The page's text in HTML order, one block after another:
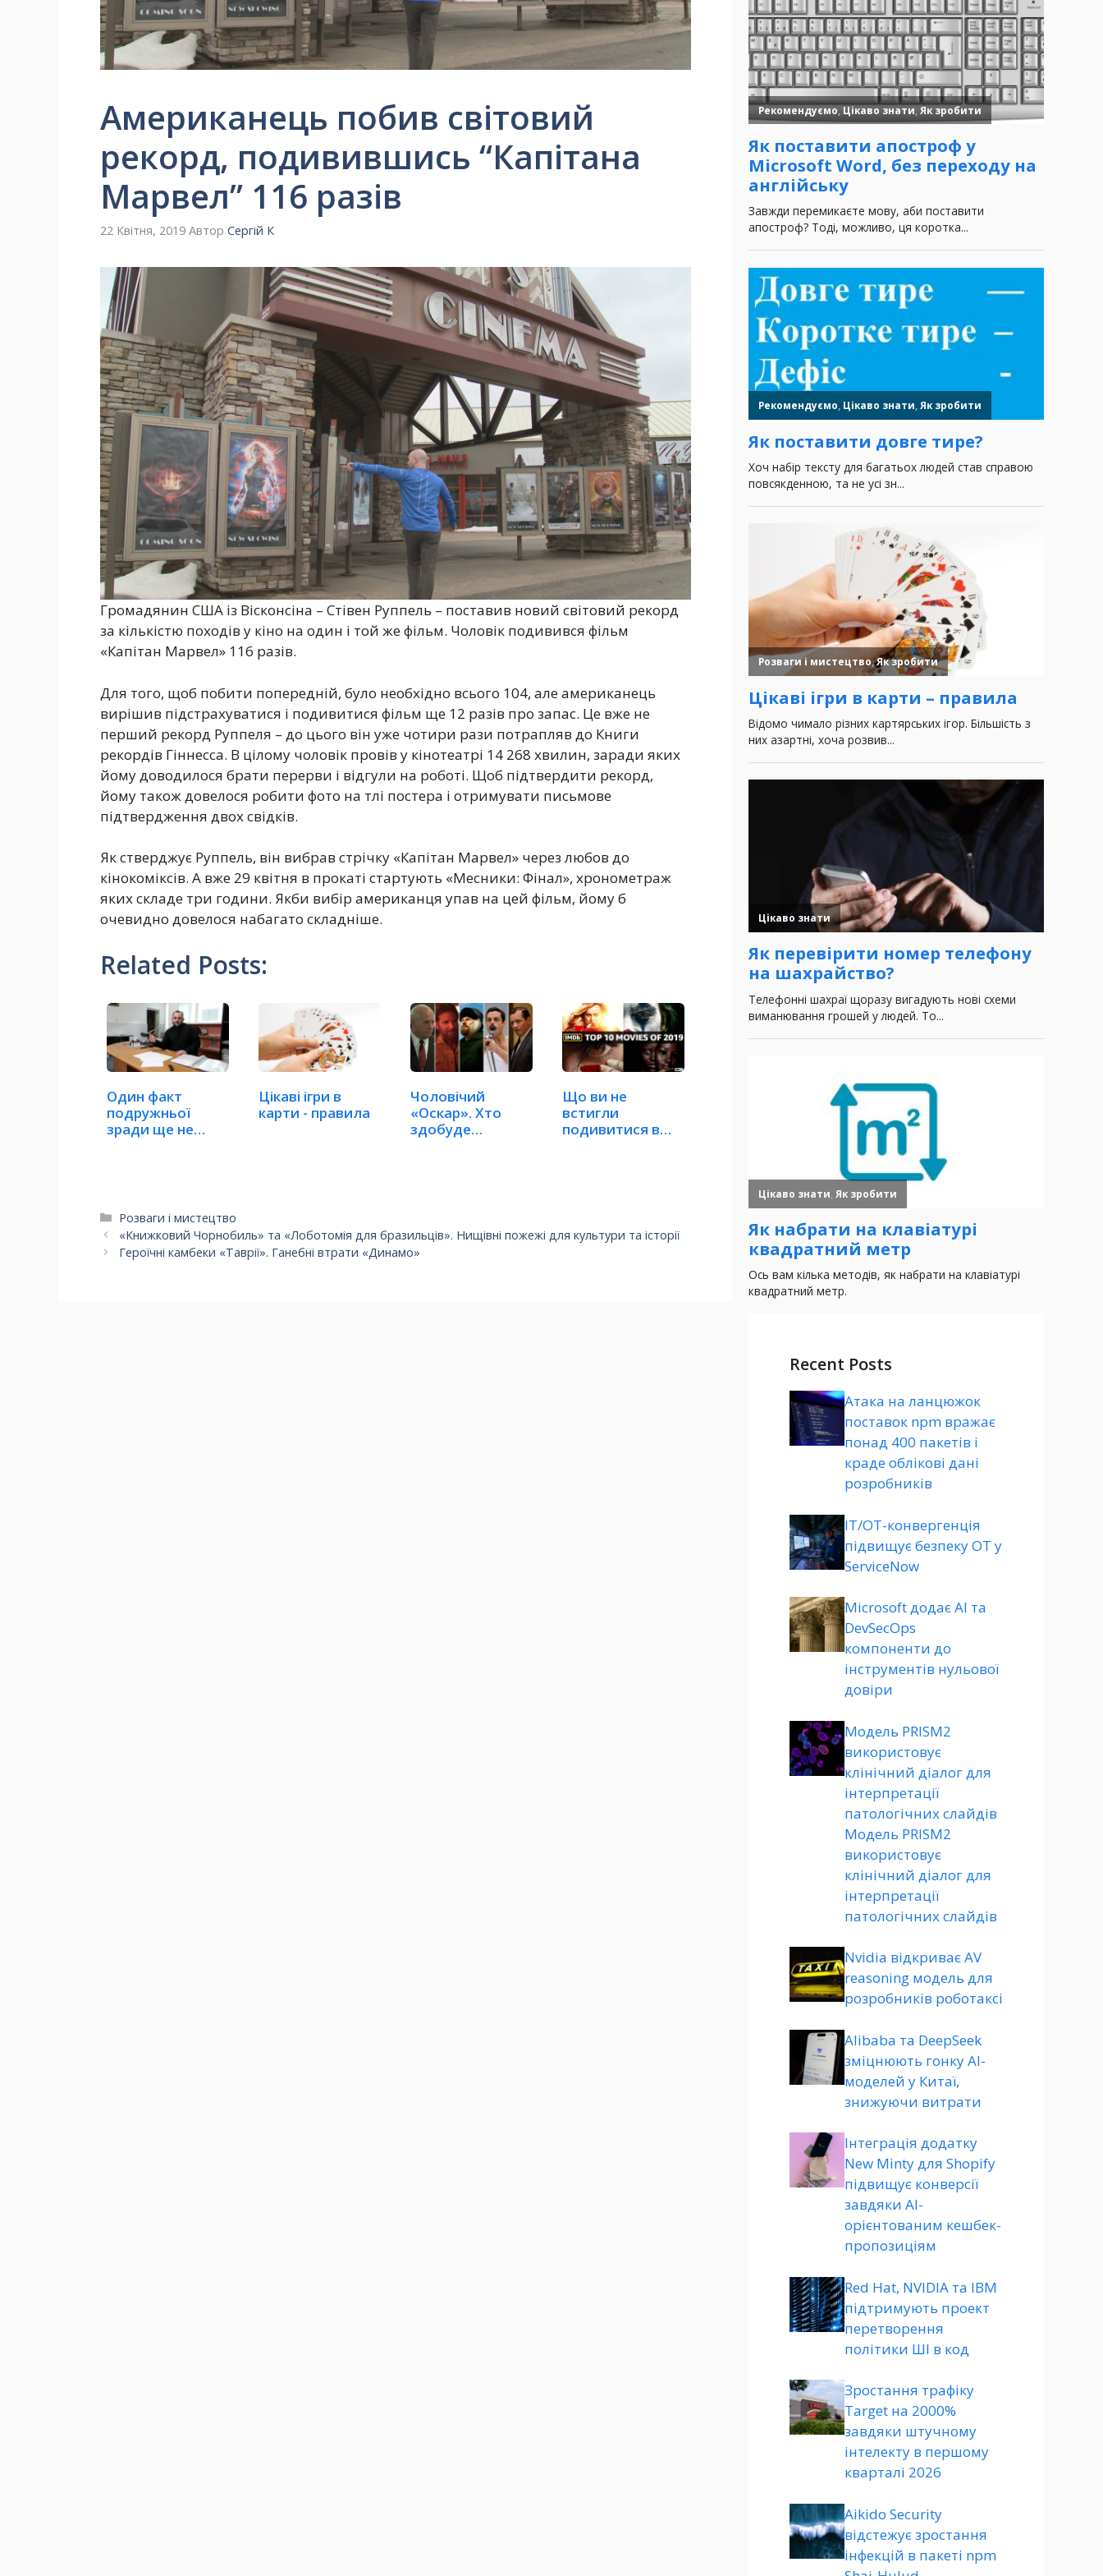
Американець побив світовий
рекорд, подивившись “Капітана
Марвел” 116 разів
22 Квітня, 2019 Автор Сергій К
Громадянин США із Вісконсіна – Стівен Руппель – поставив новий світовий рекорд
за кількістю походів у кіно на один і той же фільм. Чоловік подивився фільм
«Капітан Марвел» 116 разів.
Для того, щоб побити попередній, було необхідно всього 104, але американець
вирішив підстрахуватися і подивитися фільм ще 12 разів про запас. Це вже не
перший рекорд Руппеля – до цього він уже чотири рази потрапляв до Книги
рекордів Гіннесса. В цілому чоловік провів у кінотеатрі 14 268 хвилин, заради яких
йому доводилося брати перерви і відгули на роботі. Щоб підтвердити рекорд,
йому також довелося робити фото на тлі постера і отримувати письмове
підтвердження двох свідків.
Як стверджує Руппель, він вибрав стрічку «Капітан Марвел» через любов до
кінокоміксів. А вже 29 квітня в прокаті стартують «Месники: Фінал», хронометраж
яких складе три години. Якби вибір американця упав на цей фільм, йому б
очевидно довелося набагато складніше.
Related Posts:
Один факт
подружньої
зради ще не
Цікаві ігри в
карти - правила
Чоловічий
«Оскар». Хто
здобуде
Що ви не
встигли
подивитися в
Категорії
Розваги і мистецтво
«Книжковий Чорнобиль» та «Лоботомія для бразильців». Нищівні пожежі для культури та історії
Героїчні камбеки «Таврії». Ганебні втрати «Динамо»
Recent Posts
Атака на ланцюжок
поставок npm вражає
понад 400 пакетів і
краде облікові дані
розробників
ІТ/ОТ-конвергенція
підвищує безпеку ОТ у
ServiceNow
Microsoft додає AI та
DevSecOps
компоненти до
інструментів нульової
довіри
Модель PRISM2
використовує
клінічний діалог для
інтерпретації
патологічних слайдів
Модель PRISM2
використовує
клінічний діалог для
інтерпретації
патологічних слайдів
Nvidia відкриває AV
reasoning модель для
розробників роботаксі
Alibaba та DeepSeek
зміцнюють гонку AI-
моделей у Китаї,
знижуючи витрати
Інтеграція додатку
New Minty для Shopify
підвищує конверсії
завдяки AI-
орієнтованим кешбек-
пропозиціям
Red Hat, NVIDIA та IBM
підтримують проект
перетворення
політики ШІ в код
Зростання трафіку
Target на 2000%
завдяки штучному
інтелекту в першому
кварталі 2026
Aikido Security
відстежує зростання
інфекцій в пакеті npm